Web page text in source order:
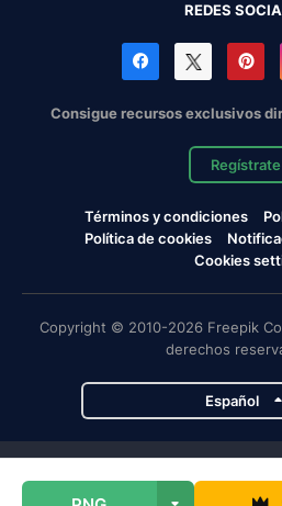
REDES
Consigue recursos exclusivos
Regístrate
Términos y condiciones
Política de cookies
Cookies
Copyright © 2010-2026 Freepik
derechos
Español